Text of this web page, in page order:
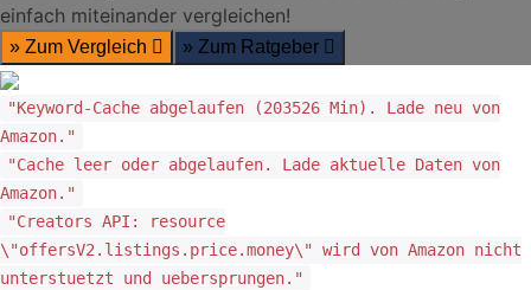
einfach miteinander vergleichen!
» Zum Vergleich » Zum Ratgeber
"Keyword-Cache abgelaufen (203526 Min). Lade neu von
Amazon."
"Cache leer oder abgelaufen. Lade aktuelle Daten von
Amazon."
"Creators API: resource
\"offersV2.listings.price.money\" wird von Amazon nicht
unterstuetzt und uebersprungen."